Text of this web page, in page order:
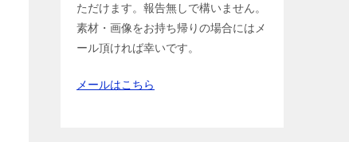
ただけます。報告無しで構いません。
素材・画像をお持ち帰りの場合にはメ
ール頂ければ幸いです。
メールはこちら